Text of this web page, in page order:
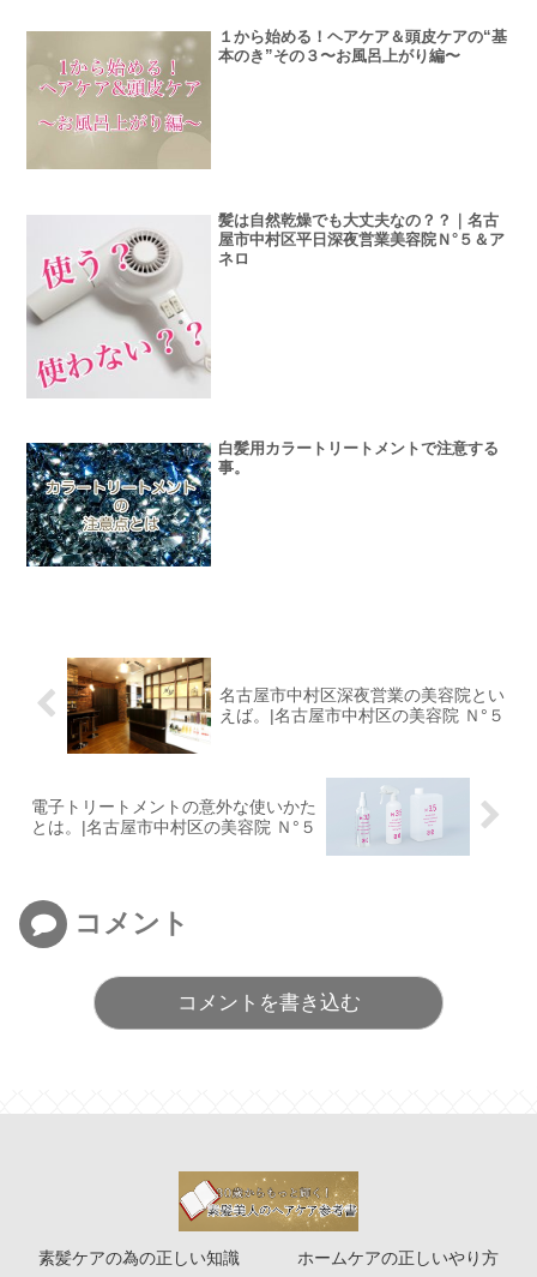
１から始める！ヘアケア＆頭皮ケアの“基
本のき”その３〜お風呂上がり編〜
髪は自然乾燥でも大丈夫なの？？｜名古
屋市中村区平日深夜営業美容院Ｎ°５＆ア
ネロ
白髪用カラートリートメントで注意する
事。
名古屋市中村区深夜営業の美容院とい
えば。|名古屋市中村区の美容院 Ｎ°５
電子トリートメントの意外な使いかた
とは。|名古屋市中村区の美容院 Ｎ°５
コメント
コメントを書き込む
素髪ケアの為の正しい知識 ホームケアの正しいやり方